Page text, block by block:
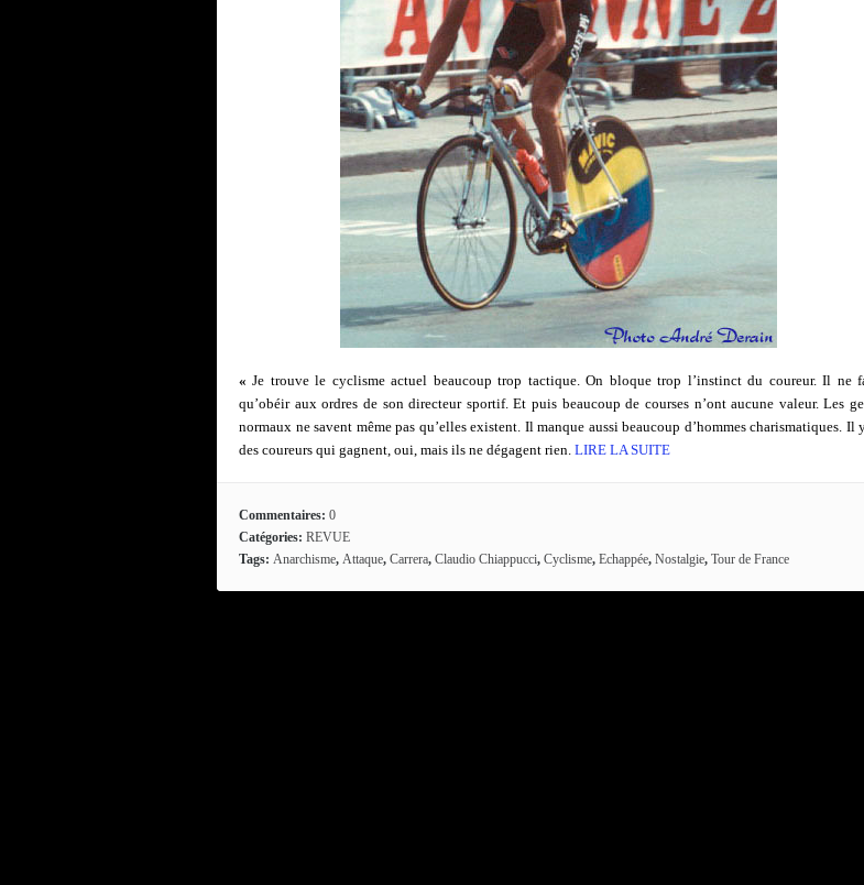
« Je trouve le cyclisme actuel beaucoup trop tactique. On bloque trop l’instinct du coureur. Il ne
qu’obéir aux ordres de son directeur sportif. Et puis beaucoup de courses n’ont aucune valeur. Les
normaux ne savent même pas qu’elles existent. Il manque aussi beaucoup d’hommes charismatiques. Il
des coureurs qui gagnent, oui, mais ils ne dégagent rien. LIRE LA SUITE
Commentaires: 0
Catégories: REVUE
Tags: Anarchisme, Attaque, Carrera, Claudio Chiappucci, Cyclisme, Echappée, Nostalgie, Tour de France